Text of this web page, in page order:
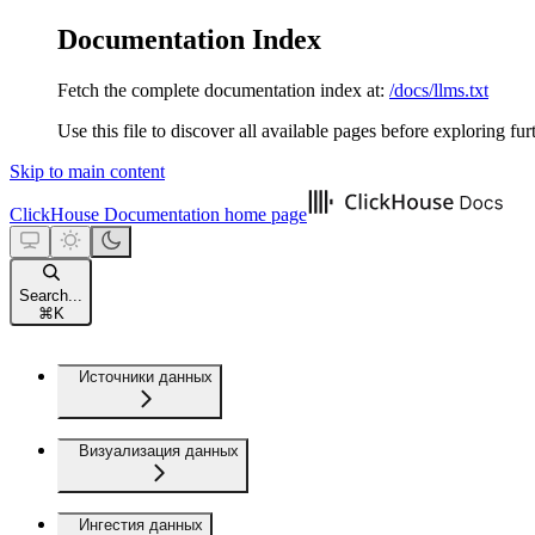
Documentation Index
Fetch the complete documentation index at: /docs/llms.txt
Use this file to discover all available pages before exploring
Skip to main content
ClickHouse Documentation home page
Search...
⌘ K
Источники данных
Визуализация данных
Ингестия данных